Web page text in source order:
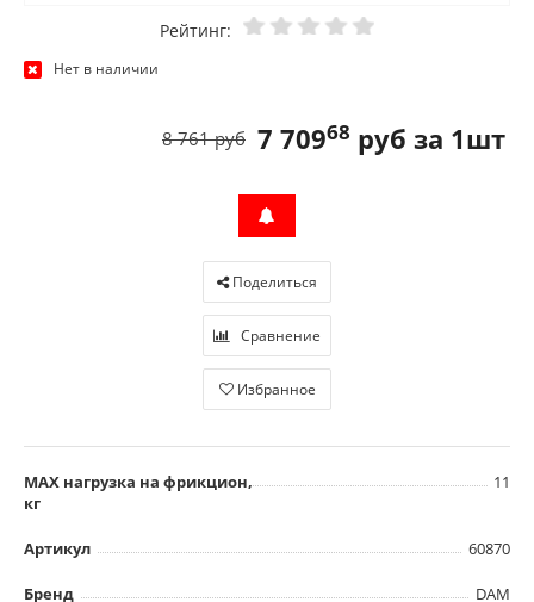
Рейтинг:
Нет в наличии
7 70968 руб за 1шт
8 761 руб
Поделиться
Сравнение
Избранное
MAX нагрузка на фрикцион,
кг
11
Артикул 60870
Бренд DAM